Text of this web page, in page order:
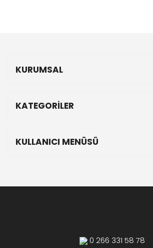
KURUMSAL
KATEGORİLER
KULLANICI MENÜSÜ
0 266 331 58 78